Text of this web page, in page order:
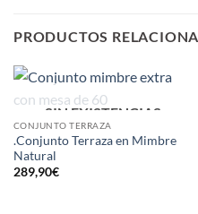
PRODUCTOS
SIN EXISTENCIAS
CONJUNTO TERRAZA
.Conjunto Terraza en Mimbre
Natural
289,90€